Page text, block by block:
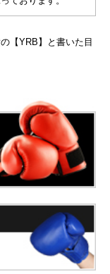
【YRB】と書いた目